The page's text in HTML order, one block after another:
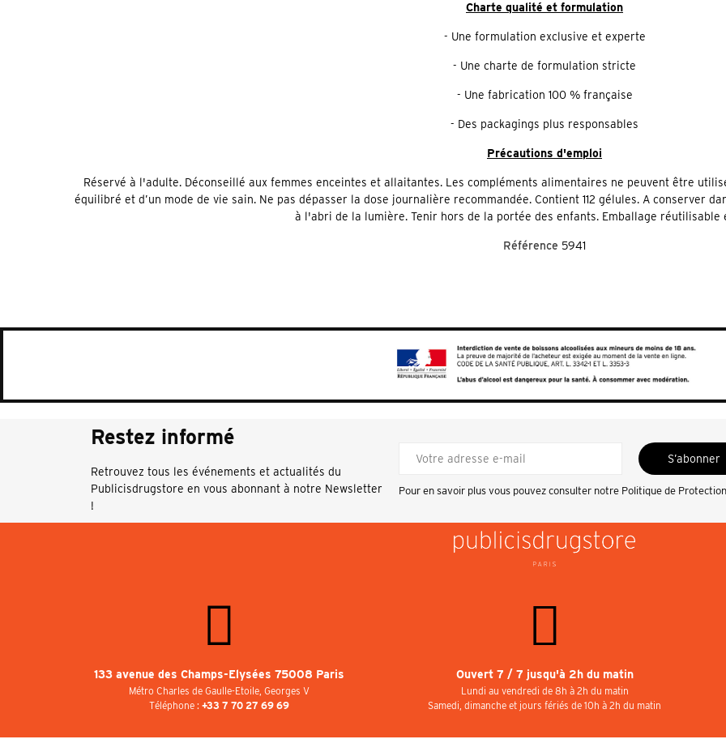
Charte qualité et formulation
- Une formulation exclusive et experte
- Une charte de formulation stricte
- Une fabrication 100 % française
- Des packagings plus responsables
Précautions d'emploi
Réservé à l'adulte. Déconseillé aux femmes enceintes et allaitantes. Les compléments alimentaires ne peuvent être
équilibré et d’un mode de vie sain. Ne pas dépasser la dose journalière recommandée. Contient 112 gélules. A conserver
à l'abri de la lumière. Tenir hors de la portée des enfants. Emballage réutilisable
Référence 5941
Restez informé
Retrouvez tous les événements et actualités du
Publicisdrugstore en vous abonnant à notre Newsletter
!
S’abonner
Pour en savoir plus vous pouvez consulter notre Politique de
133 avenue des Champs-Elysées 75008 Paris
Métro Charles de Gaulle-Etoile, Georges V
Téléphone : +33 7 70 27 69 69
Ouvert 7 / 7 jusqu'à 2h du matin
Lundi au vendredi de 8h à 2h du matin
Samedi, dimanche et jours fériés de 10h à 2h du matin